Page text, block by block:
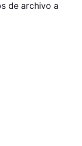
de archivo a